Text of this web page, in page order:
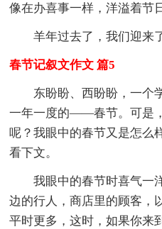
像在办喜事一样，洋溢着节
羊年过去了，我们迎来
春节记叙文作文 篇5
东盼盼、西盼盼，一个
一年一度的——春节。可是
呢？我眼中的春节又是怎么
看下文。
我眼中的春节时喜气一
边的行人，商店里的顾客，
平时更多，这时，如果你来